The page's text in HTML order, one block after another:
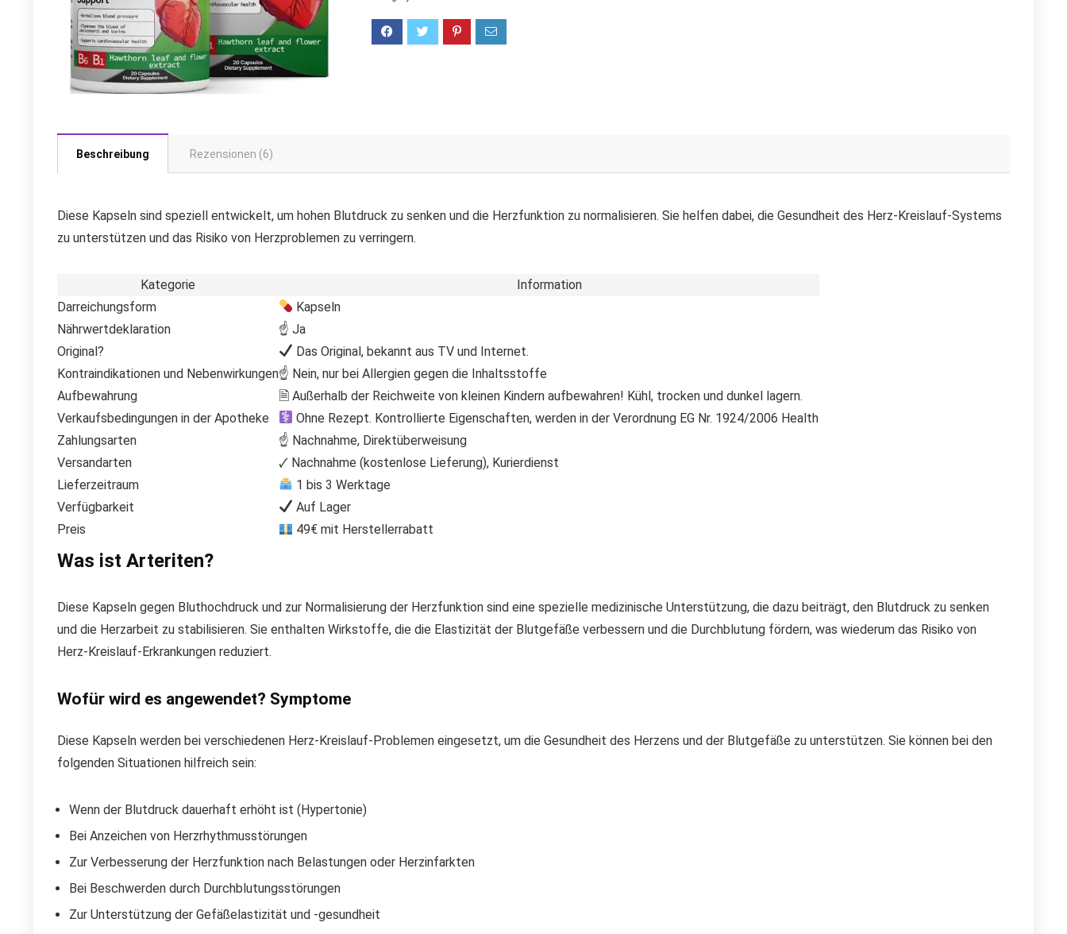
Beschreibung Rezensionen (6)
Diese Kapseln sind speziell entwickelt, um hohen Blutdruck zu senken und die Herzfunktion zu normalisieren. Sie helfen dabei, die Gesundheit des Herz-Kreislauf-Systems
zu unterstützen und das Risiko von Herzproblemen zu verringern.
Kategorie
Information
Darreichungsform
Kapseln
Nährwertdeklaration
☝ Ja
Original?
Das Original, bekannt aus TV und Internet.
Kontraindikationen und Nebenwirkungen☝ Nein, nur bei Allergien gegen die Inhaltsstoffe
Aufbewahrung
🗎 Außerhalb der Reichweite von kleinen Kindern aufbewahren! Kühl, trocken und dunkel lagern.
Verkaufsbedingungen in der Apotheke
Ohne Rezept. Kontrollierte Eigenschaften, werden in der Verordnung EG Nr. 1924/2006 Health
Zahlungsarten
☝ Nachnahme, Direktüberweisung
Versandarten
🗸 Nachnahme (kostenlose Lieferung), Kurierdienst
Lieferzeitraum
1 bis 3 Werktage
Verfügbarkeit
Auf Lager
Preis
49€ mit Herstellerrabatt
Was ist Arteriten?
Diese Kapseln gegen Bluthochdruck und zur Normalisierung der Herzfunktion sind eine spezielle medizinische Unterstützung, die dazu beiträgt, den Blutdruck zu senken
und die Herzarbeit zu stabilisieren. Sie enthalten Wirkstoffe, die die Elastizität der Blutgefäße verbessern und die Durchblutung fördern, was wiederum das Risiko von
Herz-Kreislauf-Erkrankungen reduziert.
Wofür wird es angewendet? Symptome
Diese Kapseln werden bei verschiedenen Herz-Kreislauf-Problemen eingesetzt, um die Gesundheit des Herzens und der Blutgefäße zu unterstützen. Sie können bei den
folgenden Situationen hilfreich sein:
Wenn der Blutdruck dauerhaft erhöht ist (Hypertonie)
Bei Anzeichen von Herzrhythmusstörungen
Zur Verbesserung der Herzfunktion nach Belastungen oder Herzinfarkten
Bei Beschwerden durch Durchblutungsstörungen
Zur Unterstützung der Gefäßelastizität und -gesundheit